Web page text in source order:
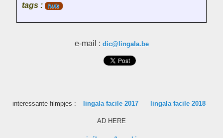
tags : huis
e-mail : dic@lingala.be
interessante filmpjes : lingala facile 2017 lingala facile 2018
AD HERE